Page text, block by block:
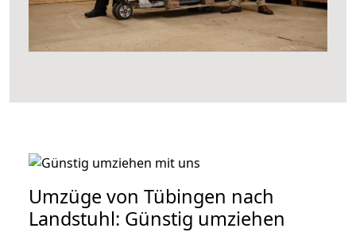
Umzüge von Tübingen nach
Landstuhl: Günstig umziehen